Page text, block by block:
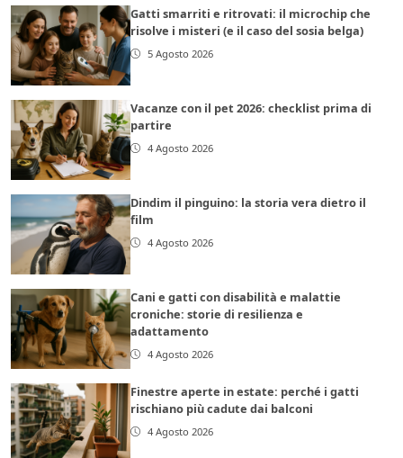
Gatti smarriti e ritrovati: il microchip che
risolve i misteri (e il caso del sosia belga)
5 Agosto 2026
Vacanze con il pet 2026: checklist prima di
partire
4 Agosto 2026
Dindim il pinguino: la storia vera dietro il
film
4 Agosto 2026
Cani e gatti con disabilità e malattie
croniche: storie di resilienza e
adattamento
4 Agosto 2026
Finestre aperte in estate: perché i gatti
rischiano più cadute dai balconi
4 Agosto 2026